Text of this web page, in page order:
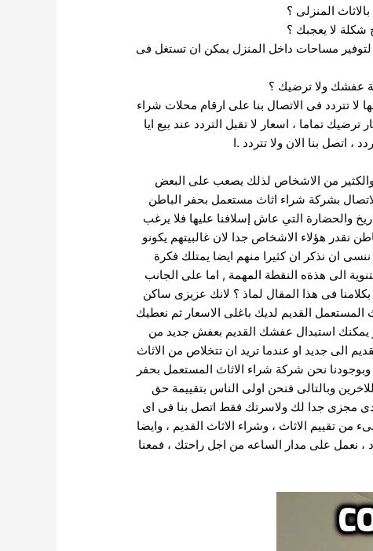
المنزلى ؟
لا يعجبك ؟
لتوفير مساحات داخل المنزل يمكن ان تستغل فى
عفشك ولا ترضيك ؟
لا تتردد فى الاتصال بنا على ارقام محلات شراء
تماما ، اسعار لا تقبل التردد عند بيع ايا
اتصل بنا الان ولا تتردد .ا
والكثير من الاشخاص لذلك يصعب على البعض
بشركة شراء اثاث مستعمل بحفر الباطن
والحضارة التي عاش إسلافنا عليها فلا يرغب
نقدر هؤلاء الاشخاص جدا لان غالبيتهم يكونو
ننسى ان نذكر ان كثيرا منهم ايضا يمتلك فكرة
الى هذةه النقطة المهمة , اما على الجانب
فى هذا المقال لماذ ؟ لانك عزيزى ساكن
القديم لديك باغلى الاسعار ثم نعطيك
يمكنك استبدال عفشك القديم بعفش جديد من
الى جديد او عندما تريد ان تتخلاص من الاثاث
نحن شركة شراء الاثاث المستعمل بحفر
وبالتالى فنحن اولى الناس بتقييمة حق
مجزى جدا لك ولاسرتك فقط اتصل بنا فى اى
الاثاث ، وشراء الاثاث القديم ، وايضا
، نعمل على مدار الساعه من اجل راحتك ، فمعنا